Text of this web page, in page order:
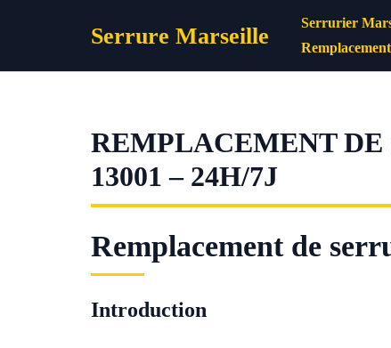
Serrure Marseille Serrurier
REMPLACEMENT DE
13001 – 24H/7J
Remplacement de
Introduction